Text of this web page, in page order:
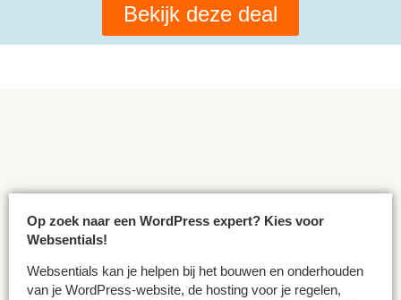
Bekijk deze deal
Op zoek naar een WordPress expert? Kies voor
Websentials!
Websentials kan je helpen bij het bouwen en onderhouden
van je WordPress-website, de hosting voor je regelen,